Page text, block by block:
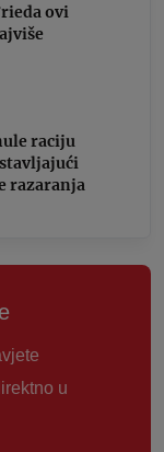
ovi
raciju
razaranja
u